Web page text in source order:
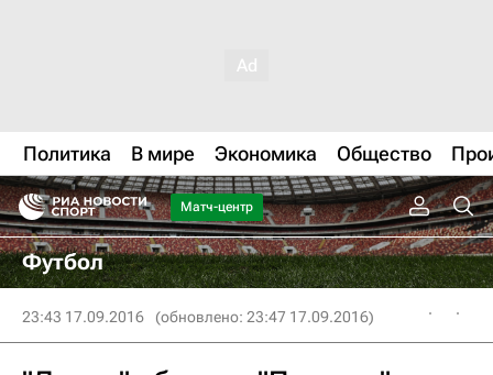
Политика В мире Экономика Общество
Матч-центр
Футбол
23:43 17.09.2016 (обновлено: 23:47 17.09.2016)